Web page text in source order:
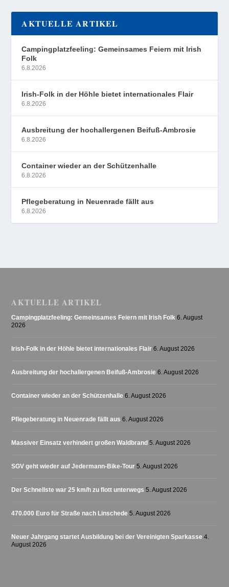
AKTUELLE ARTIKEL
Campingplatzfeeling: Gemeinsames Feiern mit Irish
Folk
6.8.2026
Irish-Folk in der Höhle bietet internationales Flair
6.8.2026
Ausbreitung der hochallergenen Beifuß-Ambrosie
6.8.2026
Container wieder an der Schützenhalle
6.8.2026
Pflegeberatung in Neuenrade fällt aus
6.8.2026
AKTUELLE ARTIKEL
Campingplatzfeeling: Gemeinsames Feiern mit Irish Folk 6. August
2026
Irish-Folk in der Höhle bietet internationales Flair 6. August 2026
Ausbreitung der hochallergenen Beifuß-Ambrosie 6. August 2026
Container wieder an der Schützenhalle 6. August 2026
Pflegeberatung in Neuenrade fällt aus 6. August 2026
Massiver Einsatz verhindert großen Waldbrand 5. August 2026
SGV geht wieder auf Jedermann-Bike-Tour 5. August 2026
Der Schnellste war 25 km/h zu flott unterwegs 5. August 2026
470.000 Euro für Straße nach Linschede 5. August 2026
Neuer Jahrgang startet Ausbildung bei der Vereinigten Sparkasse 4.
August 2026